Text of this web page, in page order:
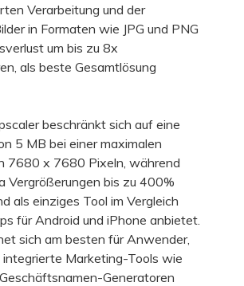
Verarbeitung und der
in Formaten wie JPG und PNG
um bis zu 8x
als beste Gesamtlösung
beschränkt sich auf eine
5 MB bei einer maximalen
7680 x 7680 Pixeln, während
Vergrößerungen bis zu 400%
als einziges Tool im Vergleich
für Android und iPhone anbietet.
sich am besten für Anwender,
Marketing-Tools wie
Generatoren